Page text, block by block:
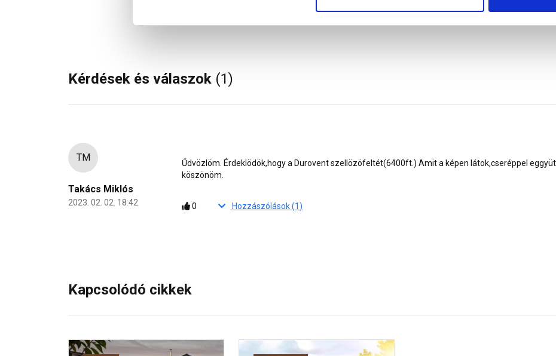
Kérdések és válaszok (1)
TM
Takács Miklós
2023. 02. 02. 18:42
Űdvözlöm. Érdeklödök,hogy a Durovent szellözöfeltét(6400ft.) Amit a képen látok,cseréppel
köszönöm.
0 Hozzászólások (1)
Kapcsolódó cikkek